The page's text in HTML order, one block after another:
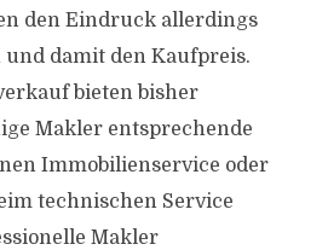
den Eindruck allerdings
damit den Kaufpreis.
bieten bisher
Makler entsprechende
Immobilienservice oder
technischen Service
Makler